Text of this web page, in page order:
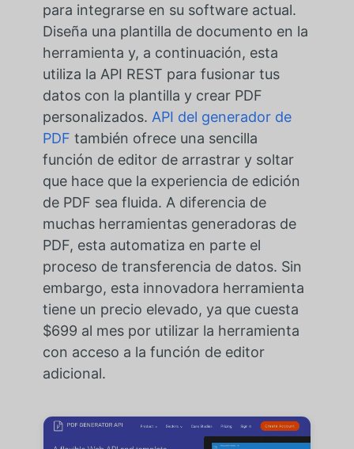
para integrarse en su software actual.
Diseña una plantilla de documento en la
herramienta y, a continuación, esta
utiliza la API REST para fusionar tus
datos con la plantilla y crear PDF
personalizados. API del generador de
PDF también ofrece una sencilla
función de editor de arrastrar y soltar
que hace que la experiencia de edición
de PDF sea fluida. A diferencia de
muchas herramientas generadoras de
PDF, esta automatiza en parte el
proceso de transferencia de datos. Sin
embargo, esta innovadora herramienta
tiene un precio elevado, ya que cuesta
$699 al mes por utilizar la herramienta
con acceso a la función de editor
adicional.